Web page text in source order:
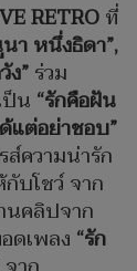
RETROที่
า หนึ่งธิดา”,
ง”ร่วม
ป็น “รักคือฝัน
แต่อย่าชอบ”
ส์ความน่ารัก
บโชว์ จาก
นคลิปจาก
ดเพลง “รัก